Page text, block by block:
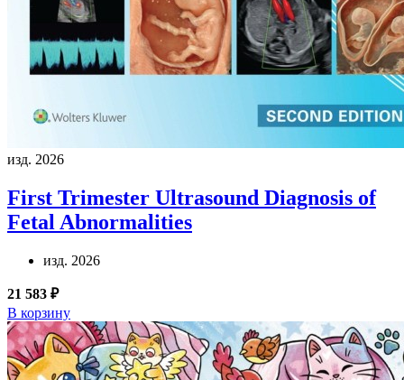
изд. 2026
First Trimester Ultrasound Diagnosis of
Fetal Abnormalities
изд. 2026
21 583 ₽
В корзину